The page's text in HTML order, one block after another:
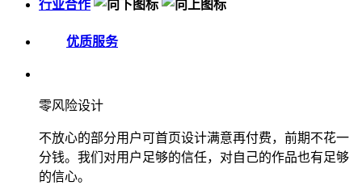
行业合作
优质服务
零风险设计
不放心的部分用户可首页设计满意再付费，前期不花一
分钱。我们对用户足够的信任，对自己的作品也有足够
的信心。